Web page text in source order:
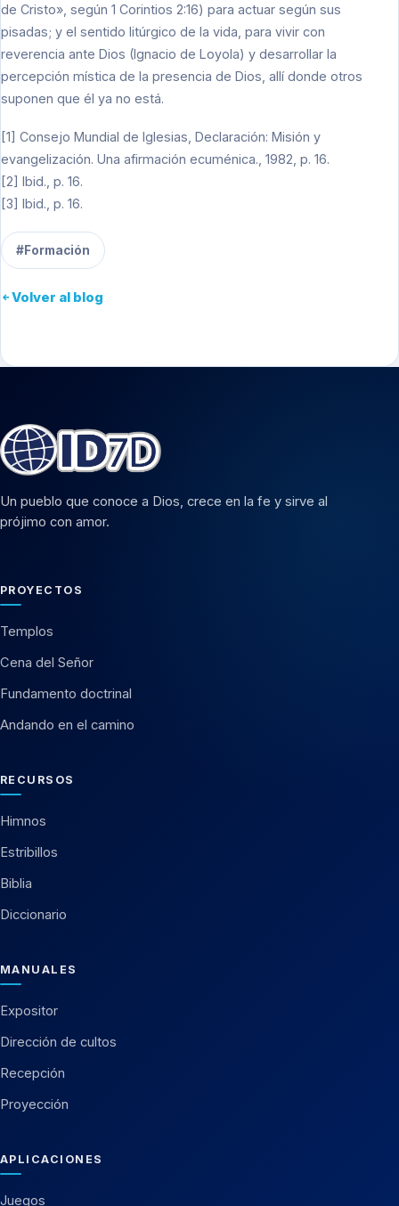
de Cristo», según 1 Corintios 2:16) para actuar según sus
pisadas; y el sentido litúrgico de la vida, para vivir con
reverencia ante Dios (Ignacio de Loyola) y desarrollar la
percepción mística de la presencia de Dios, allí donde otros
suponen que él ya no está.
[1] Consejo Mundial de Iglesias, Declaración: Misión y
evangelización. Una afirmación ecuménica., 1982, p. 16.
[2] Ibid., p. 16.
[3] Ibid., p. 16.
#Formación
Volver al blog
Un pueblo que conoce a Dios, crece en la fe y sirve al
prójimo con amor.
PROYECTOS
Templos
Cena del Señor
Fundamento doctrinal
Andando en el camino
RECURSOS
Himnos
Estribillos
Biblia
Diccionario
MANUALES
Expositor
Dirección de cultos
Recepción
Proyección
APLICACIONES
Juegos